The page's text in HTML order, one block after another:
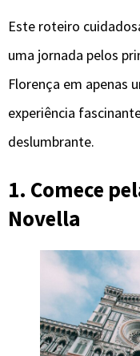
Este roteiro
uma jornada pelos
Florença em apenas
experiência
deslumbrante.
1. Comece
Novella